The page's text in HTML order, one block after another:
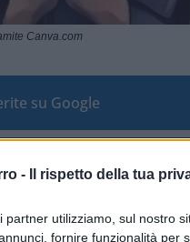
- Il rispetto della tua
partner utilizziamo, sul nostro
fornire funzionalità per
Canva.com
su Google
dalla segretaria